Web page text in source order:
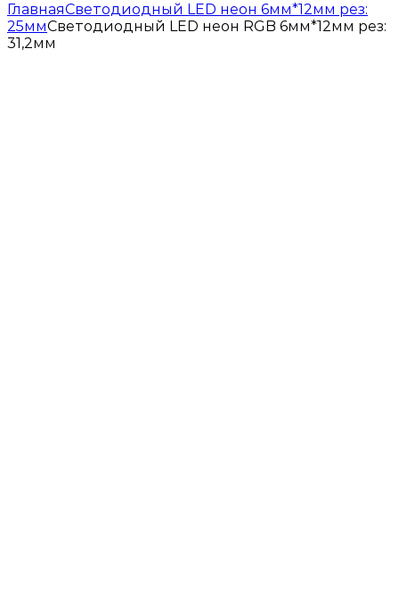
ГлавнаяСветодиодный LED неон 6мм*12мм рез:
25ммСветодиодный LED неон RGB 6мм*12мм рез:
31,2мм